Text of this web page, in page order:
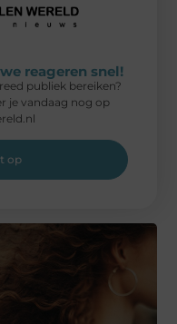
reageren snel!
publiek bereiken?
je vandaag nog op
op